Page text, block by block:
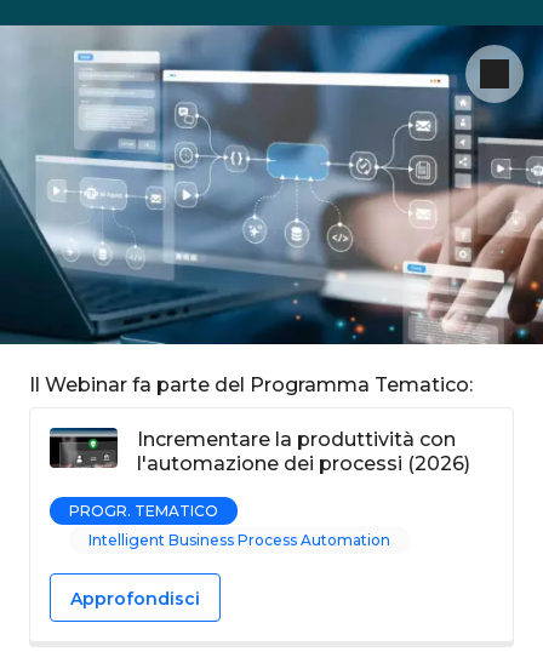
Il Webinar fa parte del Programma Tematico:
Incrementare la produttività con
l'automazione dei processi (2026)
PROGR. TEMATICO
Intelligent Business Process Automation
Approfondisci